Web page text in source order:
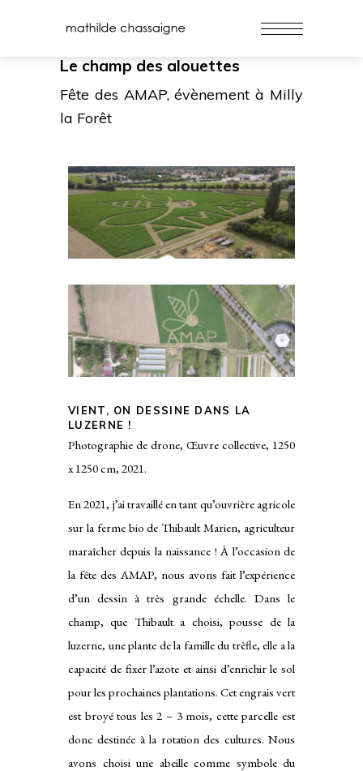
Le champ des alouettes
Fête des AMAP, évènement à Milly
la Forêt
VIENT, ON DESSINE DANS LA
LUZERNE !
Photographie de drone, Œuvre collective, 1250
x 1250 cm, 2021.
En 2021, j’ai travaillé en tant qu’ouvrière agricole
sur la ferme bio de Thibault Marien, agriculteur
maraîcher depuis la naissance ! À l’occasion de
la fête des AMAP, nous avons fait l’expérience
d’un dessin à très grande échelle. Dans le
champ, que Thibault a choisi, pousse de la
luzerne, une plante de la famille du trèfle, elle a la
capacité de fixer l’azote et ainsi d’enrichir le sol
pour les prochaines plantations. Cet engrais vert
est broyé tous les 2 – 3 mois, cette parcelle est
donc destinée à la rotation des cultures. Nous
avons choisi une abeille comme symbole du